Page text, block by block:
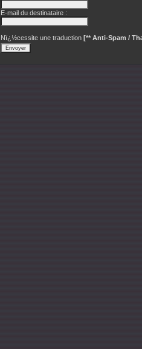
E-mail du destinataire :
Nï¿½cessite une traduction [** Anti-Spam /